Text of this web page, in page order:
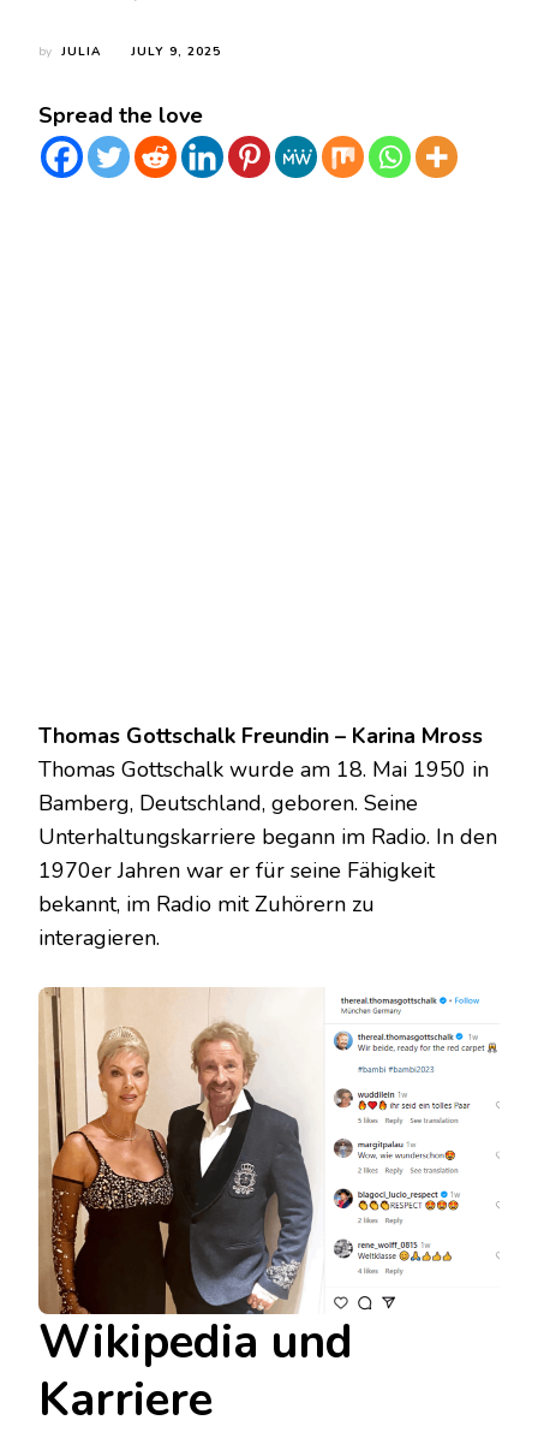
by JULIA JULY 9, 2025
Spread the love
Thomas Gottschalk Freundin – Karina Mross
Thomas Gottschalk wurde am 18. Mai 1950 in
Bamberg, Deutschland, geboren. Seine
Unterhaltungskarriere begann im Radio. In den
1970er Jahren war er für seine Fähigkeit
bekannt, im Radio mit Zuhörern zu
interagieren.
Wikipedia und
Karriere